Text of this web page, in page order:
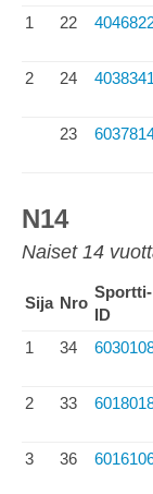
1 22
2 24
23
N14
Naiset 14
Sija Nro
Sportti-
ID
1 34
2 33
3 36